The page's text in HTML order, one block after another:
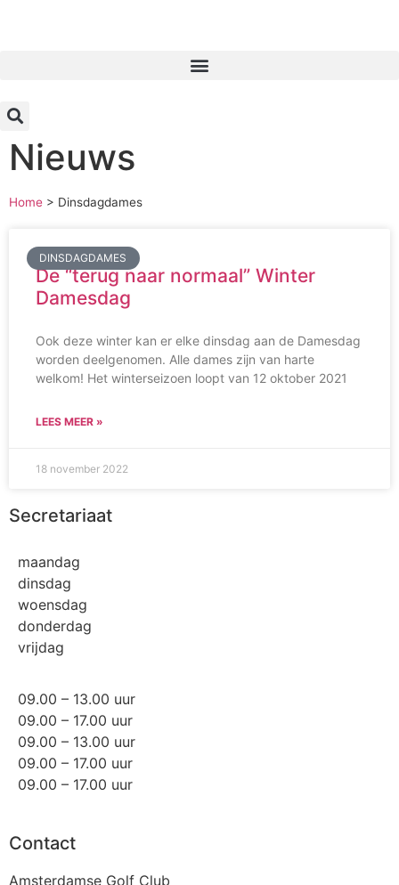
Nieuws
Home > Dinsdagdames
DINSDAGDAMES
De “terug naar normaal” Winter
Damesdag
Ook deze winter kan er elke dinsdag aan de Damesdag
worden deelgenomen. Alle dames zijn van harte
welkom! Het winterseizoen loopt van 12 oktober 2021
LEES MEER »
18 november 2022
Secretariaat
maandag
dinsdag
woensdag
donderdag
vrijdag
09.00 – 13.00 uur
09.00 – 17.00 uur
09.00 – 13.00 uur
09.00 – 17.00 uur
09.00 – 17.00 uur
Contact
Amsterdamse Golf Club